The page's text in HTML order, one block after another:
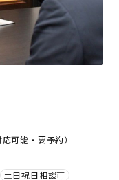
可能・要予約）
土日祝日相談可